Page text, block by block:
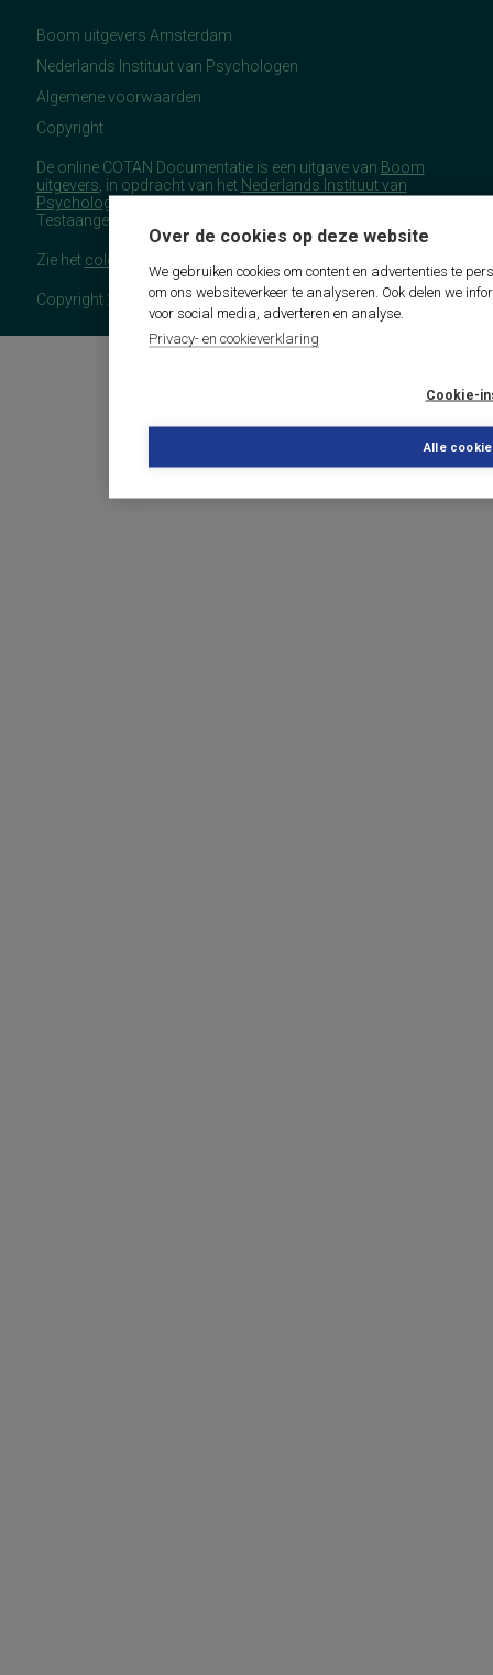
Over de cookies op deze website
We gebruiken cookies om content en advertenties te
om ons websiteverkeer te analyseren. Ook delen we
voor social media, adverteren en analyse.
Privacy- en cookieverklaring
Cookie-
Alle
Boom uitgevers Amsterdam
Nederlands Instituut van Psychologen
Algemene voorwaarden
Copyright
De online COTAN Documentatie is een uitgave van Boom
uitgevers , in opdracht van het Nederlands Instituut van
Psychologen(NIP), namens de Commissie
Testaangelegenheden Nederland (COTAN).
Zie het colofon
Copyright 2026 - COTAN Documentatie